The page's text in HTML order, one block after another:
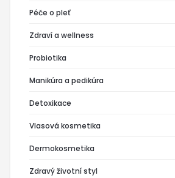
Péče o pleť
Zdraví a wellness
Probiotika
Manikúra a pedikúra
Detoxikace
Vlasová kosmetika
Dermokosmetika
Zdravý životní styl